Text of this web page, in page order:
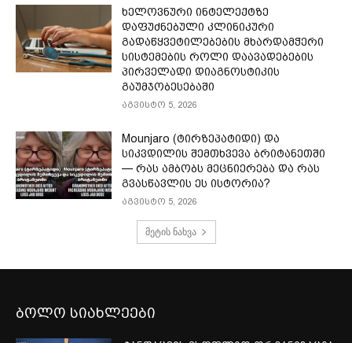
ხელოვნური ინტელექტზე
დაფუძნებული კლინიკური
გადაწყვეტილებების მხარდამჭერი
სისტემების როლი დაავადებების
პირველადი დიაგნოსტიკის
გაუმჯობესებაში
აგვისტო 5, 2026
Mounjaro (ტირზეპატიდი) და
სიკვდილის შემთხვევა ბრიტანეთში
— რას ამბობს მეცნიერება და რას
გვასწავლის ეს ისტორია?
აგვისტო 5, 2026
მეტის ნახვა
ბოლო სიახლეები